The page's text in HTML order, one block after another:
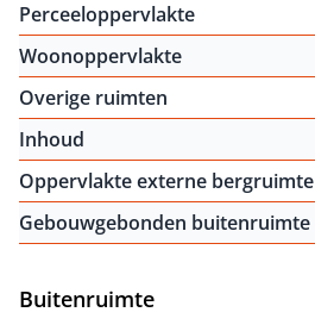
Perceeloppervlakte
Woonoppervlakte
Overige ruimten
Inhoud
Oppervlakte externe bergruimte
Gebouwgebonden buitenruimte
Buitenruimte